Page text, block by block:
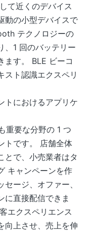
て近くのデバイス
動の小型デバイスで
テクノロジーの
、1 回のバッテリー
ます。 BLE ビーコ
スト認識エクスペリ
トにおけるアプリケ
重要な分野の 1 つ
トです。 店舗全体
とで、小売業者はタ
キャンペーンを作
ージ、オファー、
に直接配信できま
エクスペリエンス
向上させ、売上を伸